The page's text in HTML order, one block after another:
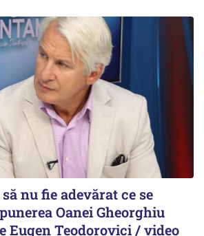
nu fie adevărat ce se
Oanei Gheorghiu
Eugen Teodorovici / video